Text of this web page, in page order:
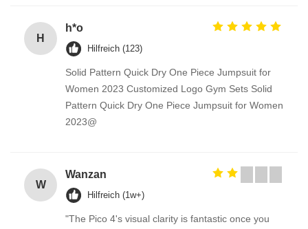
H
h*o
Hilfreich (123)
Solid Pattern Quick Dry One Piece Jumpsuit for
Women 2023 Customized Logo Gym Sets Solid
Pattern Quick Dry One Piece Jumpsuit for Women
2023@
W
Wanzan
Hilfreich (1w+)
"The Pico 4's visual clarity is fantastic once you